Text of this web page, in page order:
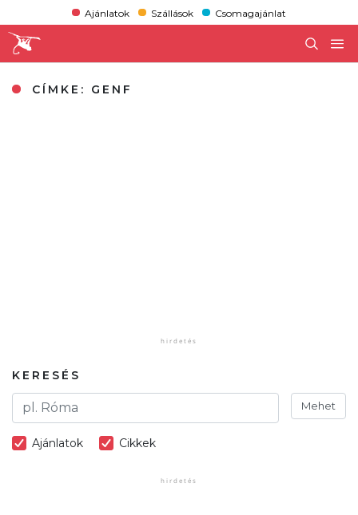
Ajánlatok Szállások Csomagajánlat
CÍMKE: GENF
KERESÉS
Mehet
Ajánlatok Cikkek